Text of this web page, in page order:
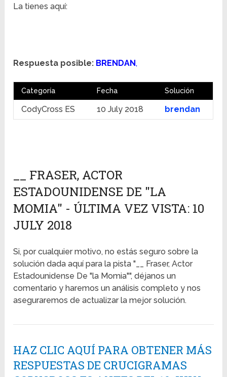
La tienes aquí:
Respuesta posible: BRENDAN,
Categoría Fecha Solución
CodyCross ES 10 July 2018 brendan
__ FRASER, ACTOR
ESTADOUNIDENSE DE "LA
MOMIA" - ÚLTIMA VEZ VISTA: 10
JULY 2018
Si, por cualquier motivo, no estás seguro sobre la
solución dada aquí para la pista "__ Fraser, Actor
Estadounidense De "la Momia"", déjanos un
comentario y haremos un análisis completo y nos
aseguraremos de actualizar la mejor solución.
HAZ CLIC AQUÍ PARA OBTENER MÁS
RESPUESTAS DE CRUCIGRAMAS